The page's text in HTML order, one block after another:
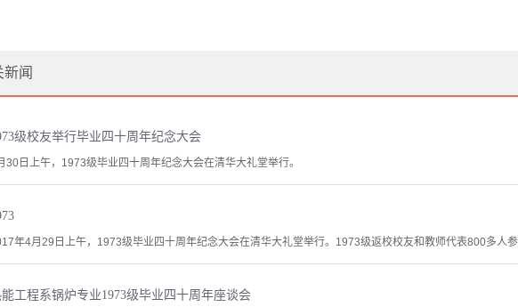
新闻
级校友举行毕业四十周年纪念大会
30日上午，1973级毕业四十周年纪念大会在清华大礼堂举行。
年4月29日上午，1973级毕业四十周年纪念大会在清华大礼堂举行。1973级返校校友和教师代表800多人
工程系锅炉专业1973级毕业四十周年座谈会